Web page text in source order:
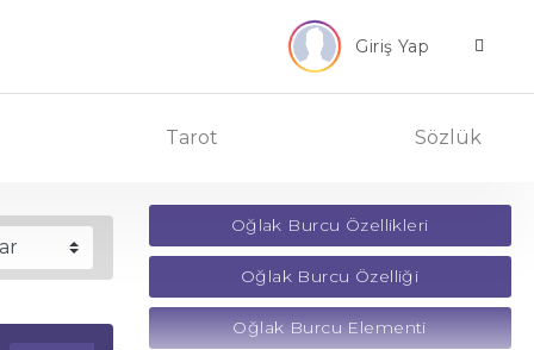
Giriş Yap
Tarot Sözlük
Oğlak Burcu Özellikleri
Oğlak Burcu Özelliği
Oğlak Burcu Elementi